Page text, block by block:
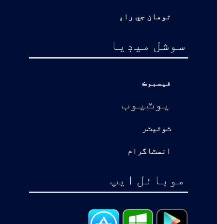
توهان جي راءِ
سوشل ميڊيا
فيسبوڪ
يوٽيوب
ٽوئيٽر
انسٽاگرام
موبائل ايپ